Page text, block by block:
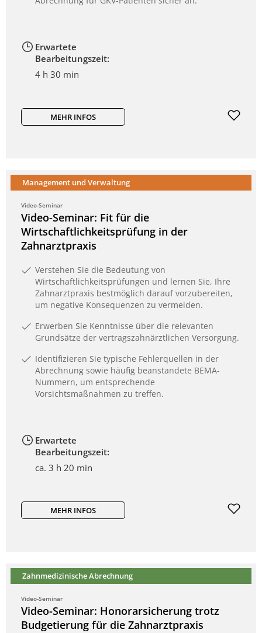
Erwartete
Bearbeitungszeit:
4 h 30 min
MEHR INFOS
Management und Verwaltung
Video-Seminar
Video-Seminar: Fit für die
Wirtschaftlichkeitsprüfung in der
Zahnarztpraxis
Verstehen Sie die Bedeutung von
Wirtschaftlichkeitsprüfungen und lernen Sie, Ihre
Zahnarztpraxis bestmöglich darauf vorzubereiten,
um negative Konsequenzen zu vermeiden.
Erwerben Sie Kenntnisse über die relevanten
Grundsätze der vertragszahnärztlichen Versorgung.
Identifizieren Sie typische Fehlerquellen in der
Abrechnung sowie häufig beanstandete BEMA-
Nummern, um entsprechende
Vorsichtsmaßnahmen zu treffen.
Erwartete
Bearbeitungszeit:
ca. 3 h 20 min
MEHR INFOS
Zahnmedizinische Abrechnung
Video-Seminar
Video-Seminar: Honorarsicherung trotz
Budgetierung für die Zahnarztpraxis